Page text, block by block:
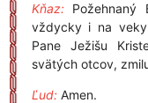
Kňaz:Požehnaný
vždycky i na
Pane Ježišu
svätých otcov,
Ľud:Amen.